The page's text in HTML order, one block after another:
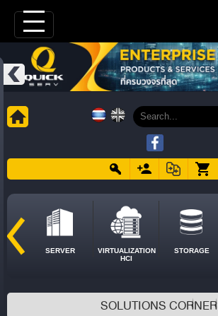
SERVER
VIRTUALIZATION
HCI
STORAGE
SOLUTIONS CORNER